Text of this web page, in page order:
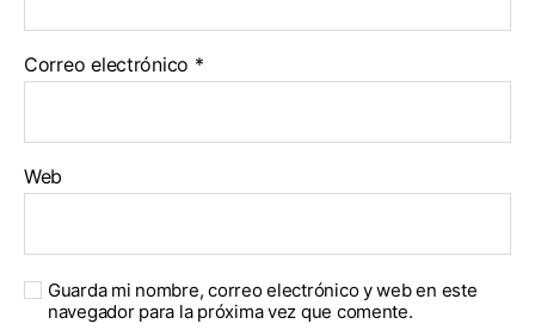
Correo electrónico *
Web
Guarda mi nombre, correo electrónico y web en este
navegador para la próxima vez que comente.